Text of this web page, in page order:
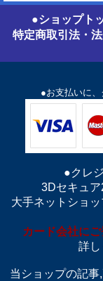
●ショップト
特定商取引法・
●お支払いに、
●クレ
3Dセキュア
大手ネットショ
カード会社に
詳
当ショップの記事